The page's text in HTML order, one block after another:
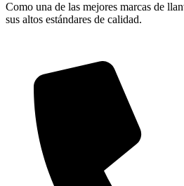
Como una de las mejores marcas de
sus altos estándares de calidad.